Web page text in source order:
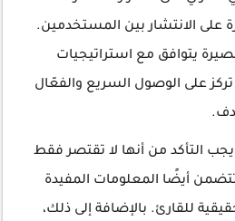
على الانتشار بين المستخدمين.
يتوافق مع استراتيجيات
تركز على الوصول السريع والفعّال
التأكد من أنها لا تقتصر فقط
أيضًا المعلومات المفيدة
للقارئ. بالإضافة إلى ذلك،